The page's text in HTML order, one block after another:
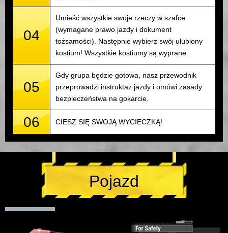
04
Umieść wszystkie swoje rzeczy w szafce
(wymagane prawo jazdy i dokument
tożsamości). Następnie wybierz swój ulubiony
kostium! Wszystkie kostiumy są wyprane.
05
Gdy grupa będzie gotowa, nasz przewodnik
przeprowadzi instruktaż jazdy i omówi zasady
bezpieczeństwa na gokarcie.
06 CIESZ SIĘ SWOJĄ WYCIECZKĄ!
Pojazd